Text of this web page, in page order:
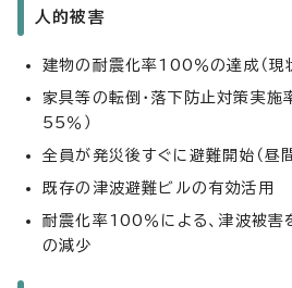
人的被害
建物の耐震化率100％の達成（現
家具等の転倒・落下防止対策実施
55％）
全員が発災後すぐに避難開始（昼
既存の津波避難ビルの有効活用
耐震化率100％による、津波被害
の減少